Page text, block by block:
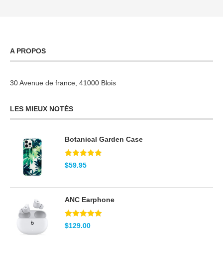
A PROPOS
30 Avenue de france, 41000 Blois
LES MIEUX NOTÉS
Botanical Garden Case
Note5.00
sur 5
$59.95
ANC Earphone
Note5.00
sur 5
$129.00